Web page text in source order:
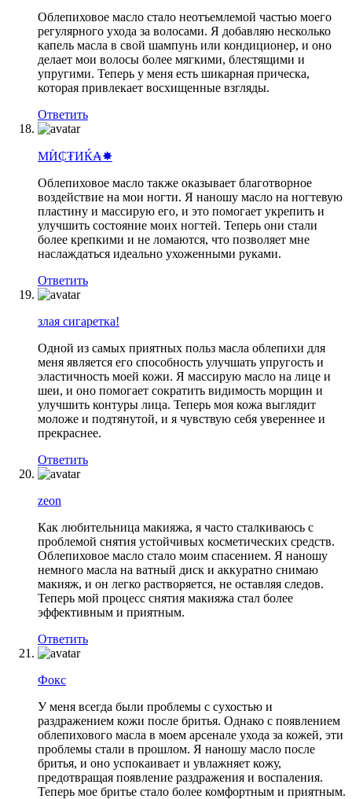
Облепиховое масло стало неотъемлемой частью моего
регулярного ухода за волосами. Я добавляю несколько
капель масла в свой шампунь или кондиционер, и оно
делает мои волосы более мягкими, блестящими и
упругими. Теперь у меня есть шикарная прическа,
которая привлекает восхищенные взгляды.
Ответить
МЍ₵₮ИЌ₳✸
Облепиховое масло также оказывает благотворное
воздействие на мои ногти. Я наношу масло на ногтевую
пластину и массирую его, и это помогает укрепить и
улучшить состояние моих ногтей. Теперь они стали
более крепкими и не ломаются, что позволяет мне
наслаждаться идеально ухоженными руками.
Ответить
злая сигаретка!
Одной из самых приятных польз масла облепихи для
меня является его способность улучшать упругость и
эластичность моей кожи. Я массирую масло на лице и
шеи, и оно помогает сократить видимость морщин и
улучшить контуры лица. Теперь моя кожа выглядит
моложе и подтянутой, и я чувствую себя увереннее и
прекраснее.
Ответить
zeon
Как любительница макияжа, я часто сталкиваюсь с
проблемой снятия устойчивых косметических средств.
Облепиховое масло стало моим спасением. Я наношу
немного масла на ватный диск и аккуратно снимаю
макияж, и он легко растворяется, не оставляя следов.
Теперь мой процесс снятия макияжа стал более
эффективным и приятным.
Ответить
Фокс
У меня всегда были проблемы с сухостью и
раздражением кожи после бритья. Однако с появлением
облепихового масла в моем арсенале ухода за кожей, эти
проблемы стали в прошлом. Я наношу масло после
бритья, и оно успокаивает и увлажняет кожу,
предотвращая появление раздражения и воспаления.
Теперь мое бритье стало более комфортным и приятным.